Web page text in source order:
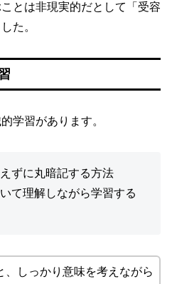
とは非現実的だとして「受容
た。
学習があります。
ずに丸暗記する方法
て理解しながら学習する
、しっかり意味を考えながら